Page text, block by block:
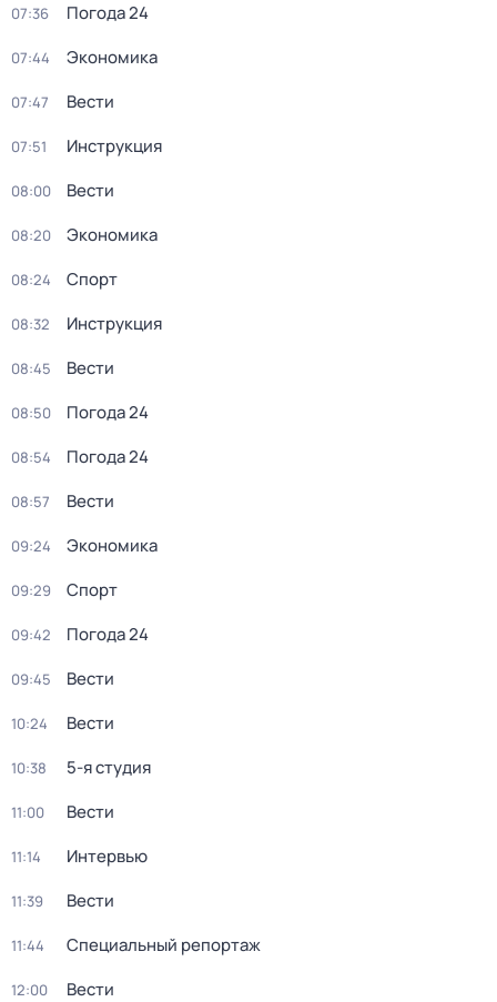
07:36 Погода 24
07:44 Экономика
07:47 Вести
07:51 Инструкция
08:00 Вести
08:20 Экономика
08:24 Спорт
08:32 Инструкция
08:45 Вести
08:50 Погода 24
08:54 Погода 24
08:57 Вести
09:24 Экономика
09:29 Спорт
09:42 Погода 24
09:45 Вести
10:24 Вести
10:38 5-я студия
11:00 Вести
11:14 Интервью
11:39 Вести
11:44 Специальный репортаж
12:00 Вести